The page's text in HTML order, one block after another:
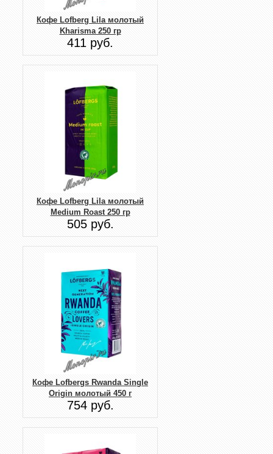
Кофе Lofberg Lila молотый
Kharisma 250 гр
411 руб.
Кофе Lofberg Lila молотый
Medium Roast 250 гр
505 руб.
Кофе Lofbergs Rwanda Single
Origin молотый 450 г
754 руб.